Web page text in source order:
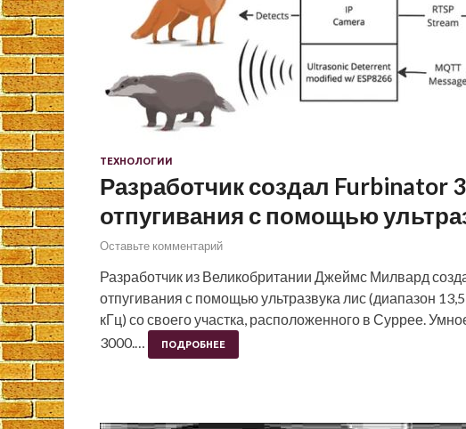
ТЕХНОЛОГИИ
Разработчик создал Furbinator
отпугивания с помощью
Оставьте комментарий
Разработчик из Великобритании Джеймс Милвард
отпугивания с помощью ультразвука лис (диапазон
кГц) со своего участка, расположенного в Суррее.
3000.…
ПОДРОБНЕЕ